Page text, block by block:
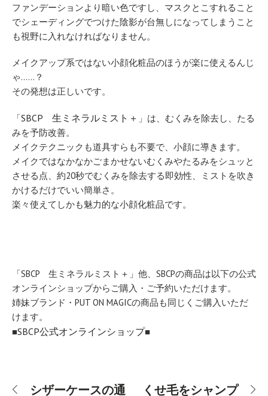
ファンデーションより暗い色ですし、マスクとこすれること
でシェーディングでつけた陰影が台無しになってしまうこと
も視野に入れなければなりません。
メイクアップ系ではない小顔化粧品のほうが楽に使えるんじ
ゃ……？
その発想は正しいです。
「SBCP 生ミネラルミスト＋ 」は、むくみを除去し、たる
みを予防改善。
メイクテクニックも道具すらも不要で、小顔に導きます。
メイクではなかなかごまかせないむくみやたるみをシュッと
させる点、約20秒でむくみを除去する即効性、ミストを吹き
かけるだけでいい簡単さ。
楽々使えてしかも魅力的な小顔化粧品です。
「SBCP 生ミネラルミスト＋」他、SBCPの商品は以下の公式
オンラインショップからご購入・ご予約いただけます。
姉妹ブランド・PUT ON MAGICの商品も同じくご購入いただ
けます。
■SBCP公式オンラインショップ■
シザーケースの通
くせ毛をシャンプ